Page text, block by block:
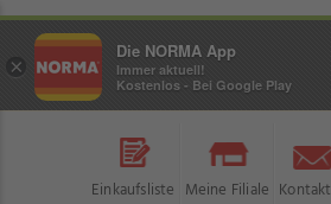
Einkaufsliste Meine Filiale Kontakt
×
Die NORMA App
Immer aktuell!
Kostenlos - Bei Google Play